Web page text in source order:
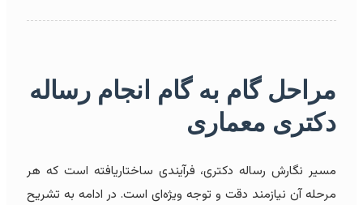
مراحل گام به گام انجام رساله
دکتری معماری
مسیر نگارش رساله دکتری، فرآیندی ساختاریافته است که هر
مرحله آن نیازمند دقت و توجه ویژه‌ای است. در ادامه به تشریح